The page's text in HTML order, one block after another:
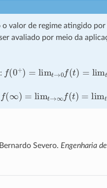
valor de regime atingido
avaliado por meio da
f(0+)= limt t)=lim →
f(∞ =lim t→ =lim →0
Severo. Engenharia